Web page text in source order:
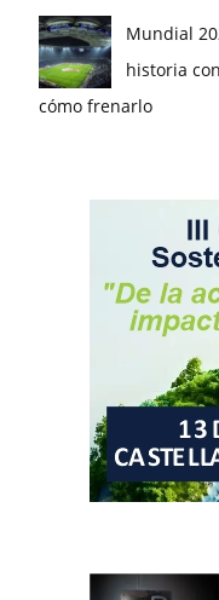
Mundial
historia
cómo frenarlo